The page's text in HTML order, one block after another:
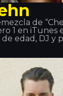
de
1 en iTunes
de edad, DJ
enorme
con
uno de los